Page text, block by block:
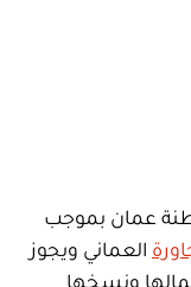
عمان بموجب
العماني ويجوز